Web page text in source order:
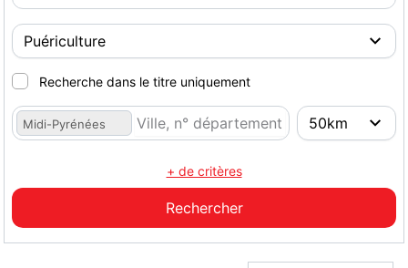
Recherche dans le titre uniquement
Midi-Pyrénées
+ de critères